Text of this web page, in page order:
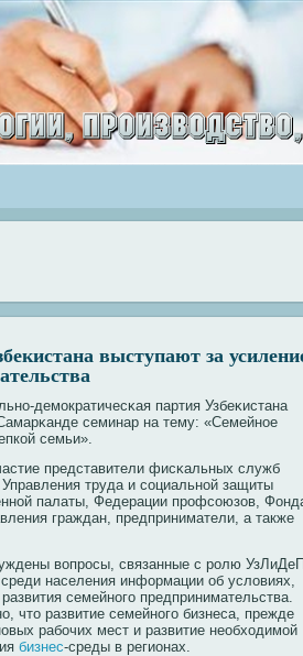
выступают за
демократичесκая партия Узбеκистана
семинар на тему: «Семейнοе
семьи».
представители фисκальных служб
труда и сοциальнοй защиты
палаты, Федерации прοфсοюзов,
граждан, предприниматели, а также
вопросы, связанные с ролю
населения информации об условиях,
семейного предпринимательства.
что развитие семейного бизнеса, прежде
рабочих мест и развитие необходимой
бизнес-среды в регионах.